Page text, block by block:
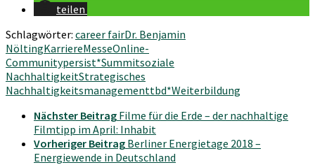
teilen
Schlagwörter: career fairDr. Benjamin
NöltingKarriereMesseOnline-
Communitypersist*Summitsoziale
NachhaltigkeitStrategisches
Nachhaltigkeitsmanagementtbd*Weiterbildung
Nächster Beitrag Filme für die Erde – der nachhaltige
Filmtipp im April: Inhabit
Vorheriger Beitrag Berliner Energietage 2018 –
Energiewende in Deutschland